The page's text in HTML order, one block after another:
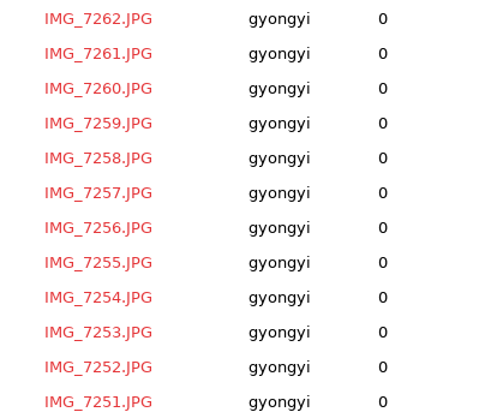
IMG_7262.JPG gyongyi 0
IMG_7261.JPG gyongyi 0
IMG_7260.JPG gyongyi 0
IMG_7259.JPG gyongyi 0
IMG_7258.JPG gyongyi 0
IMG_7257.JPG gyongyi 0
IMG_7256.JPG gyongyi 0
IMG_7255.JPG gyongyi 0
IMG_7254.JPG gyongyi 0
IMG_7253.JPG gyongyi 0
IMG_7252.JPG gyongyi 0
IMG_7251.JPG gyongyi 0